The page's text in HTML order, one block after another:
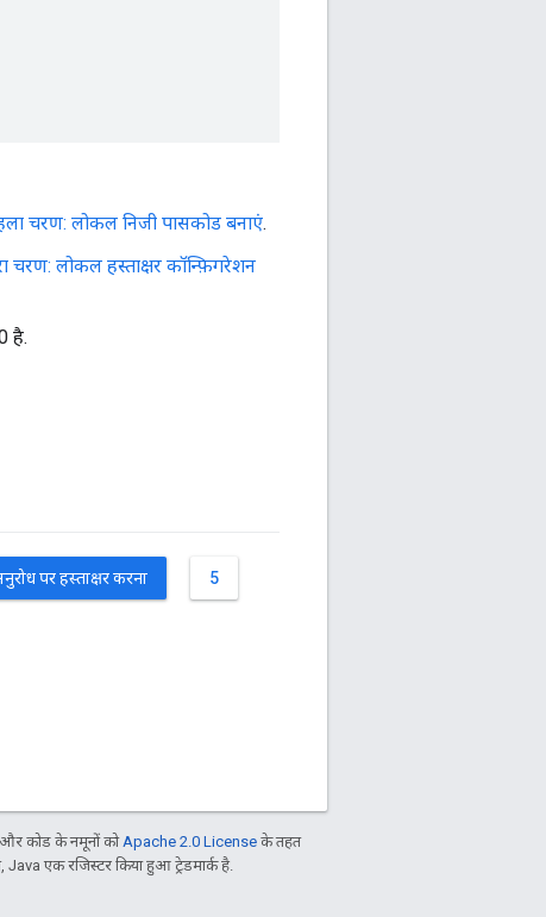
चरण: लोकल निजी पासकोड बनाएं.
चरण: लोकल हस्ताक्षर कॉन्फ़िगरेशन
है.
पर हस्ताक्षर करना 5
कोड के नमूनों कोApache 2.0 License के तहत
एक रजिस्टर किया हुआ ट्रेडमार्क है.